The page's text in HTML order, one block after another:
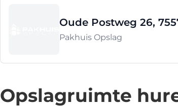
Oude Postweg 26,
Pakhuis Opslag
Opslagruimte